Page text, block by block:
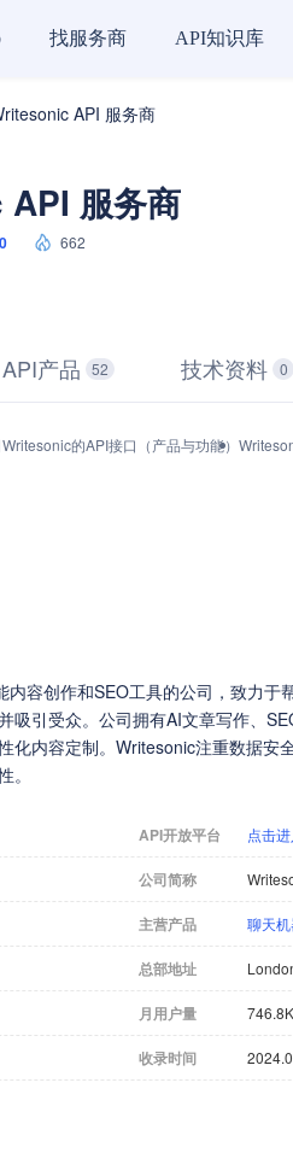
找服务商 API知识库
API 服务商
服务商
662
API产品 52 技术资料 0
Writesonic的API接口（产品与功能）
容创作和SEO工具的公司，致力于
吸引受众。公司拥有AI文章写作、
化内容定制。Writesonic注重数据安
。
API开放平台 点击进
公司简称
主营产品 聊天
总部地址
月用户量 746.8K
收录时间